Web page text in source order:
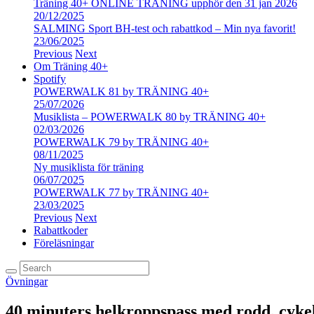
Träning 40+ ONLINE TRÄNING upphör den 31 jan 2026
20/12/2025
SALMING Sport BH-test och rabattkod – Min nya favorit!
23/06/2025
Previous Next
Om Träning 40+
Spotify
POWERWALK 81 by TRÄNING 40+
25/07/2026
Musiklista – POWERWALK 80 by TRÄNING 40+
02/03/2026
POWERWALK 79 by TRÄNING 40+
08/11/2025
Ny musiklista för träning
06/07/2025
POWERWALK 77 by TRÄNING 40+
23/03/2025
Previous Next
Rabattkoder
Föreläsningar
Övningar